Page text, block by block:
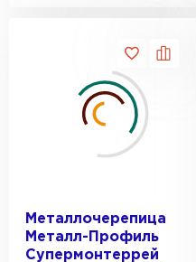
Металлочерепица
Металл-Профиль
Супермонтеррей